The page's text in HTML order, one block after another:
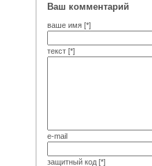
Ваш комментарий
ваше имя [*]
текст [*]
e-mail
защитный код [*]